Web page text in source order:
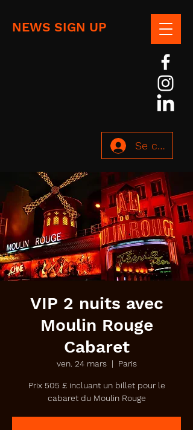
NEWS SIGN UP
Se
VIP 2 nuits avec
Moulin Rouge
Cabaret
ven. 24 mars
  |
Paris
Prix 505 £ incluant un billet pour le
cabaret du Moulin Rouge